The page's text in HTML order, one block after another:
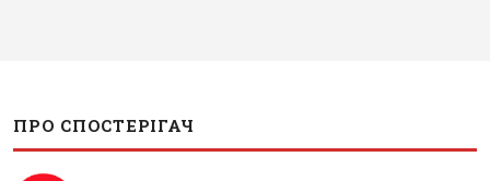
ПРО СПОСТЕРІГАЧ